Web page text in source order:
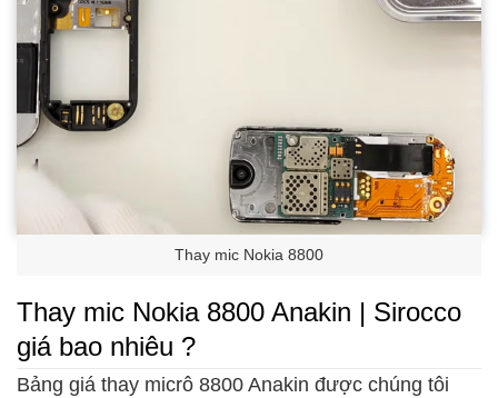
Thay mic Nokia 8800
Thay mic Nokia 8800 Anakin | Sirocco
giá bao nhiêu ?
Bảng giá thay micrô 8800 Anakin được chúng tôi